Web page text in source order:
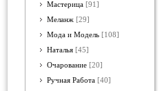
Мастерица [91]
Меланж [29]
Мода и Модель [108]
Наталья [45]
Очарование [20]
Ручная Работа [40]